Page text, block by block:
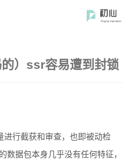
）ssr容易遭到封锁
进行截获和审查，也即被动检
数据包本身几乎没有任何特征，